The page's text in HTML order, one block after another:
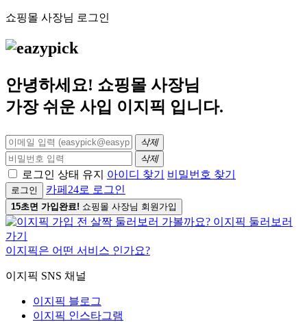
쇼핑몰 사장님 로그인
안녕하세요! 쇼핑몰 사장님
가장 쉬운 사입 이지픽 입니다.
삭제
삭제
로그인 상태 유지 아이디 찾기 비밀번호 찾기
로그인 카페24로 로그인
15초면 가입완료! 쇼핑몰 사장님 회원가입
이지픽은 어떤 서비스 인가요?
이지픽 SNS 채널
이지픽 블로그
이지픽 인스타그램